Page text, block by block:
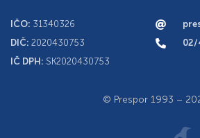
IČO: 31340326
DIČ: 2020430753
IČ DPH: SK2020430753
02/
© Prespor 1993 –